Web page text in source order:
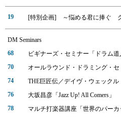
19 [特別企画] ～悩める君に捧ぐ
DM Seminars
68
ビギナーズ・セミナー「ドラム
70
オールラウンド・ドラミング・セ
74
THE巨匠伝／デイヴ・ウェックル
76
大坂昌彦「Jazz Up! All Comers」
78
マルチ打楽器講座「世界のパー